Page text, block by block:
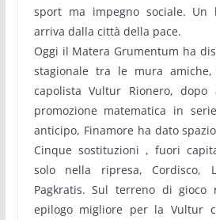
sport ma impegno sociale. Un
arriva dalla città della pace.
Oggi il Matera Grumentum ha
stagionale tra le mura
capolista Vultur Rionero, dopo
promozione matematica in
anticipo, Finamore ha dato
Cinque sostituzioni , fuori
solo nella ripresa, Cordisco,
Pagkratis. Sul terreno di gioco
epilogo migliore per la Vultur